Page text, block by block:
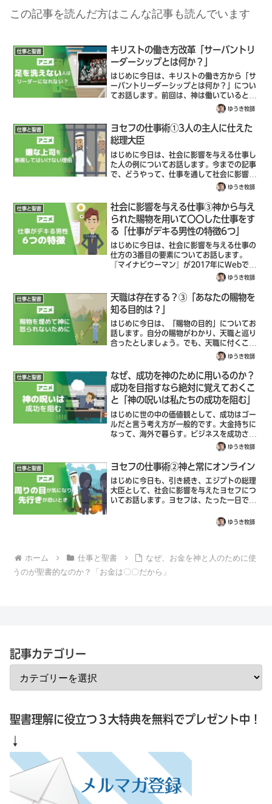
この記事を読んだ方はこんな記事も読んでいます
仕事と聖書
キリストの働き方改革「サーバントリ
ーダーシップとは何か？」
はじめに今日は、キリストの働き方から「サ
ーバントリーダーシップとは何か？」につい
てお話します。前回は、神は働いているとい
うことを学びました。次に大切なのは、神が
「どのように働いているのか？」ということ
です。例えば、考えてみてください。神が
目...
ゆうき牧師
仕事と聖書
ヨセフの仕事術①3人の主人に仕えた
総理大臣
はじめに今日は、社会に影響を与える仕事し
た人の例についてお話します。今までの記事
で、どうやって、仕事を通して社会に影響を
与えるのか？聖書から3つのことを説明して
きました。神に仕えるように、誠実な仕事を
すること。神のみことばを土台にして、信
仰...
ゆうき牧師
仕事と聖書
社会に影響を与える仕事③神から与え
られた賜物を用いて〇〇した仕事をす
る「仕事がデキる男性の特徴6つ」
はじめに今日は、社会に影響を与える仕事の
仕方の3番目の要素についてお話します。
『マイナビウーマン』が2017年にWebで行
ったアンケート調査によると、「仕事がデキ
る男性」の特徴6つは以下のようなものだっ
たそうです。仕事が早いフォロー上手言い...
ゆうき牧師
仕事と聖書
天職は存在する？③「あなたの賜物を
知る目的は？」
はじめに今日は、「賜物の目的」についてお
話します。自分の賜物がわかり、天職と巡り
合ったとしましょう。でも、天職に付くこと
がゴールではないですよね？天職について、
何をするのかが大事であり、もっというなら
ば、なんのためにその仕事をしているのか
が...
ゆうき牧師
仕事と聖書
なぜ、成功を神のために用いるのか？
成功を目指すなら絶対に覚えておくこ
と「神の呪いは私たちの成功を阻む」
はじめに世の中の価値観として、成功はゴー
ルだと言う考え方が一般的です。大金持ちに
なって、海外で暮らす。ビジネスを成功させ
て、有名になる。自分のなりたいことを実現
させる。これらのことを果たした時、その人
は成功したと感じるのです。しかし、その
先...
ゆうき牧師
仕事と聖書 ヨセフの仕事術②神と常にオンライン
はじめに今日も、引き続き、エジプトの総理
大臣として、社会に影響を与えたヨセフにつ
いてお話します。ヨセフは、たった一日でエ
て崇めれていたファラオからこのように言わ
れました。ファラオはヨセフに言った。
ゆうき牧師
ホーム 仕事と聖書
なぜ、お金を神と人のために使
うのが聖書的なのか？「お金は〇〇だから」
記事カテゴリー
聖書理解に役立つ３大特典を無料でプレゼント中！
↓